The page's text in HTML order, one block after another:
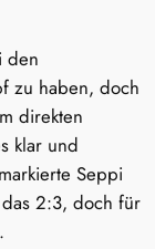
den
zu haben, doch
direkten
klar und
Seppi
2:3, doch für